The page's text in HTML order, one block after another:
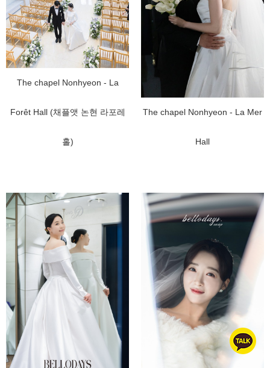
The chapel Nonhyeon - La
Forêt Hall (채플앳 논현 라포레
홀)
The chapel Nonhyeon - La Mer
Hall